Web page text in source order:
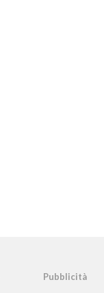
Pubblicità